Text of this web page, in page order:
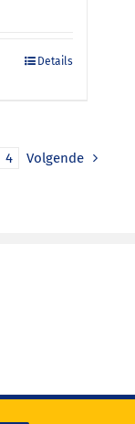
Details
4 Volgende